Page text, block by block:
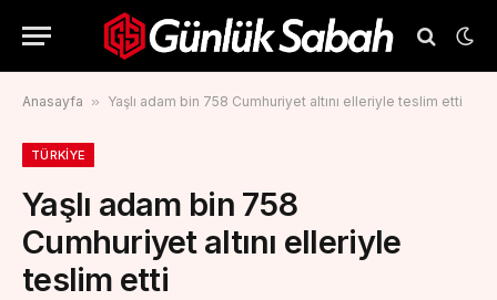
Anasayfa » Yaşlı adam bin 758 Cumhuriyet altını elleriyle teslim etti
TÜRKIYE
Yaşlı adam bin 758
Cumhuriyet altını elleriyle
teslim etti